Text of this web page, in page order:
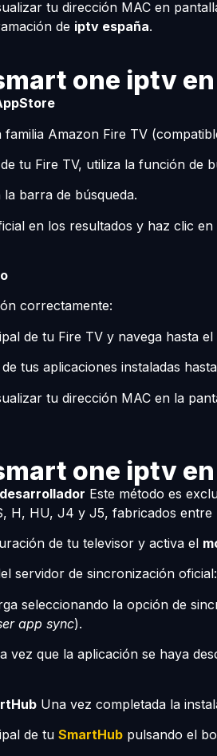
tu dirección MAC en
de iptv españa.
one iptv
familia Amazon Fire TV
tu Fire TV, utiliza la función de
la barra de búsqueda.
en los resultados y haz clic
correctamente:
de tu Fire TV y navega hasta
tus aplicaciones instaladas
tu dirección MAC en la
one iptv
Este método es
H, HU, J4 y J5, fabricados entre
de tu televisor y activa el
servidor de sincronización oficial:
seleccionando la opción de
app sync).
vez que la aplicación se haya
Una vez completada la
de tu SmartHub pulsando el